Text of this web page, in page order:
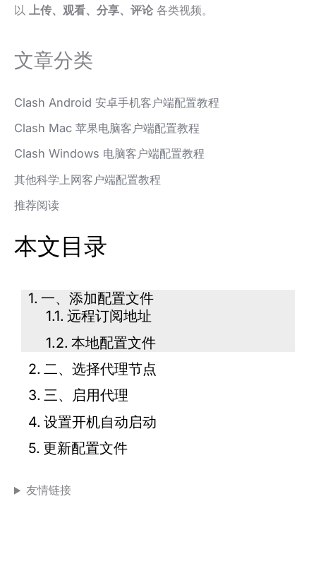
以
上传、观看、分享、评论 各类视频。
文章分类
Clash Android 安卓手机客户端配置教程
Clash Mac 苹果电脑客户端配置教程
Clash Windows 电脑客户端配置教程
其他科学上网客户端配置教程
推荐阅读
本文目录
一、添加配置文件​
远程订阅地址​
本地配置文件​
二、选择代理节点​
三、启用代理​
设置开机自动启动​
更新配置文件​
友情链接